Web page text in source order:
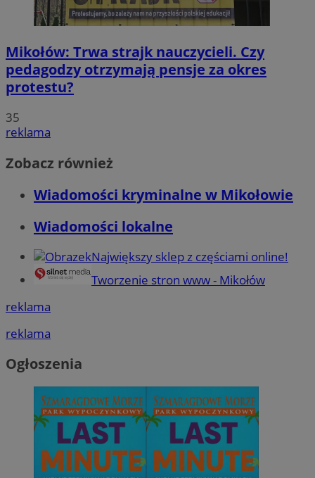
Mikołów: Trwa strajk nauczycieli. Czy
pedagodzy otrzymają pensje za okres
protestu?
35
reklama
Zobacz również
Wiadomości kryminalne w Mikołowie
Wiadomości lokalne
Największy sklep z częściami online!
Tworzenie stron www - Mikołów
reklama
reklama
Ogłoszenia